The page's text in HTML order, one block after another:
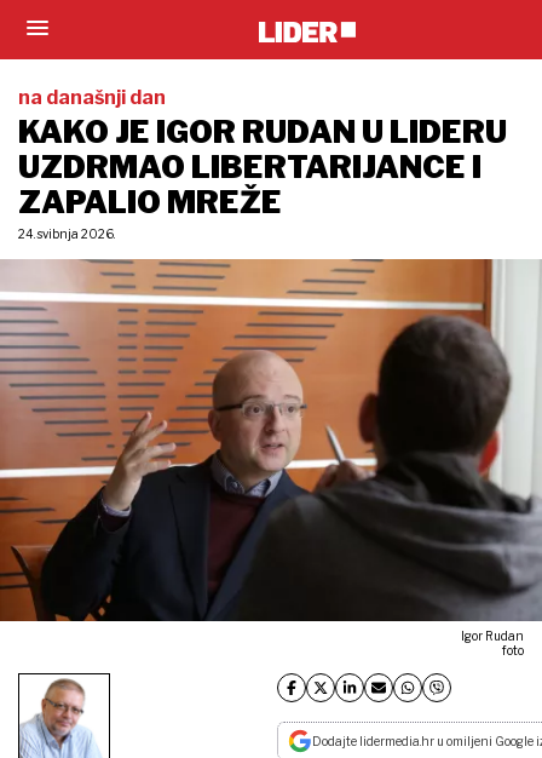
na današnji dan
KAKO JE IGOR RUDAN U LIDERU
UZDRMAO LIBERTARIJANCE I
ZAPALIO MREŽE
24. svibnja 2026.
Igor Rudan
foto
Dodajte lidermedia.hr u omiljeni Google